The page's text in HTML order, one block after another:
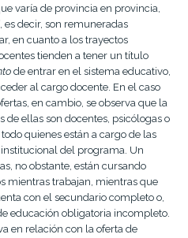
varía de provincia en provincia,
es decir, son remuneradas
en cuanto a los trayectos
tienden a tener un título
de entrar en el sistema educativo,
al cargo docente. En el caso
en cambio, se observa que la
de ellas son docentes, psicólogas o
quienes están a cargo de las
del programa. Un
no obstante, están cursando
mientras trabajan, mientras que
con el secundario completo o,
educación obligatoria incompleto.
en relación con la oferta de